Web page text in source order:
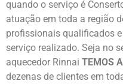
quando o serviço é
atuação em toda a região
profissionais qualificados
serviço realizado. Seja no
aquecedor Rinnai TEMOS
dezenas de clientes em